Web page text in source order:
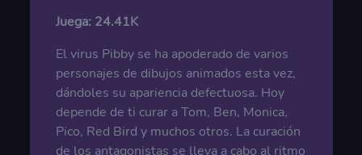
Juega: 24.41K
El virus Pibby se ha apoderado de varios
personajes de dibujos animados esta vez,
dándoles su apariencia defectuosa. Hoy
depende de ti curar a Tom, Ben, Monica,
Pico, Red Bird y muchos otros. La curación
de los antagonistas se lleva a cabo al ritmo